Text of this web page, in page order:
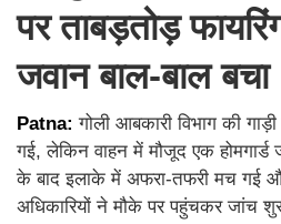
पर ताबड़तोड़
जवान बाल-बाल बचा
Patna: गोली आबकारी विभाग की
गई, लेकिन वाहन में मौजूद एक होमगार्ड
के बाद इलाके में अफरा-तफरी मच गई
अधिकारियों ने मौके पर पहुंचकर जांच